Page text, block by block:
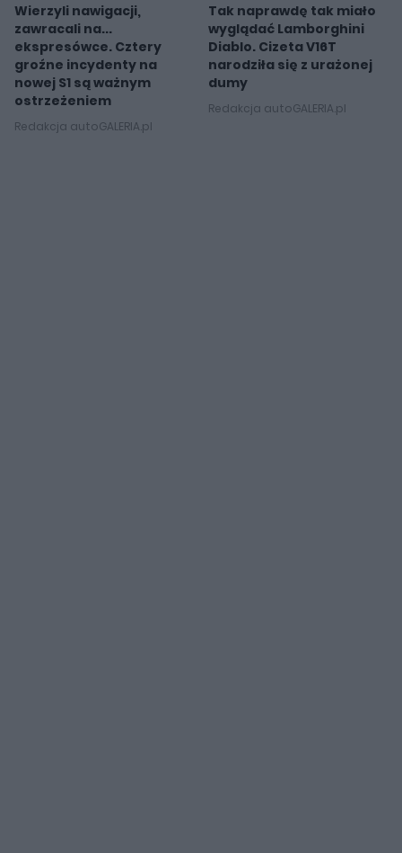
Wierzyli nawigacji,
zawracali na...
ekspresówce. Cztery
groźne incydenty na
nowej S1 są ważnym
ostrzeżeniem
Redakcja autoGALERIA.pl
Tak naprawdę tak miało
wyglądać Lamborghini
Diablo. Cizeta V16T
narodziła się z urażonej
dumy
Redakcja autoGALERIA.pl